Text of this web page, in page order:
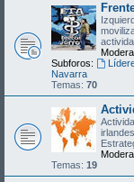
Subforos:
Navarra
Temas: 70
Temas: 19